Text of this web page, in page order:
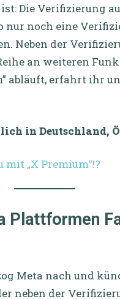
Die Verifizierung
nur noch eine
Neben der
an weiteren
abläuft, erfahrt ihr
in Deutschland,
„X Premium“!?
Plattformen
Meta nach und
neben der